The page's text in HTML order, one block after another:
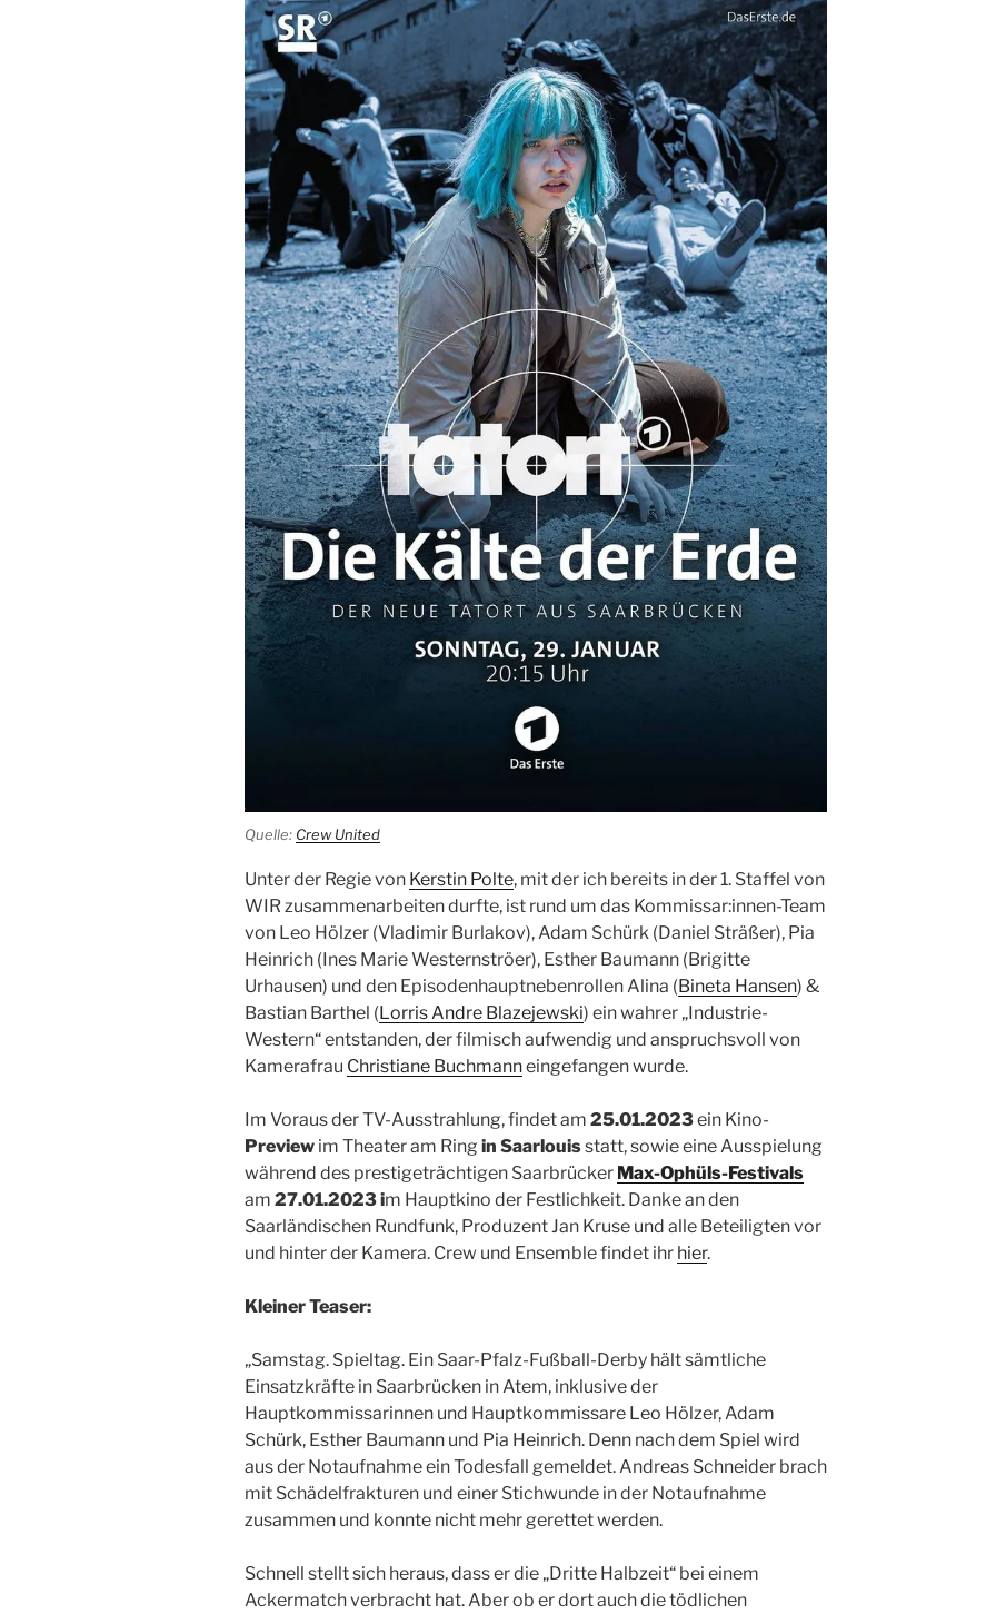
Quelle: Crew United
Unter der Regie von Kerstin Polte, mit der ich bereits in der 1. Staffel von
WIR zusammenarbeiten durfte, ist rund um das Kommissar:innen-Team
von Leo Hölzer (Vladimir Burlakov), Adam Schürk (Daniel Sträßer), Pia
Heinrich (Ines Marie Westernströer), Esther Baumann (Brigitte
Urhausen) und den Episodenhauptnebenrollen Alina (Bineta Hansen) &
Bastian Barthel (Lorris Andre Blazejewski) ein wahrer „Industrie-
Western“ entstanden, der filmisch aufwendig und anspruchsvoll von
Kamerafrau Christiane Buchmanneingefangen wurde.
Im Voraus der TV-Ausstrahlung, findet am 25.01.2023ein Kino-
Preview im Theater am Ring in Saarlouisstatt, sowie eine Ausspielung
während des prestigeträchtigen Saarbrücker Max-Ophüls-Festivals
am 27.01.2023 im Hauptkino der Festlichkeit. Danke an den
Saarländischen Rundfunk, Produzent Jan Kruse und alle Beteiligten vor
und hinter der Kamera. Crew und Ensemble findet ihr hier.
Kleiner Teaser:
„Samstag. Spieltag. Ein Saar-Pfalz-Fußball-Derby hält sämtliche
Einsatzkräfte in Saarbrücken in Atem, inklusive der
Hauptkommissarinnen und Hauptkommissare Leo Hölzer, Adam
Schürk, Esther Baumann und Pia Heinrich. Denn nach dem Spiel wird
aus der Notaufnahme ein Todesfall gemeldet. Andreas Schneider brach
mit Schädelfrakturen und einer Stichwunde in der Notaufnahme
zusammen und konnte nicht mehr gerettet werden.
Schnell stellt sich heraus, dass er die „Dritte Halbzeit“ bei einem
Ackermatch verbracht hat. Aber ob er dort auch die tödlichen